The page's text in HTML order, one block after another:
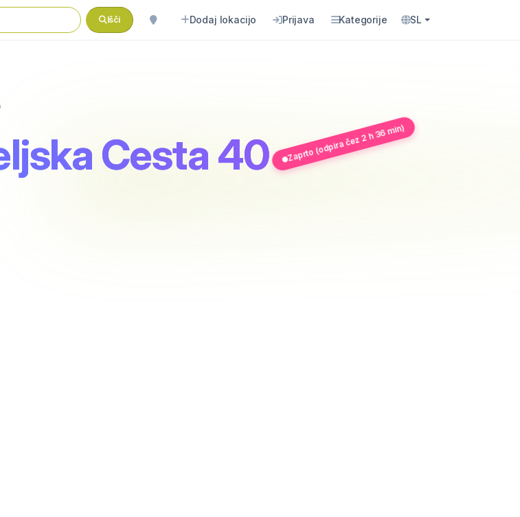
Išči Dodaj lokacijo Prijava Kategorije SL
Cesta 40 Zaprto (odpira čez 2 h 36 min)